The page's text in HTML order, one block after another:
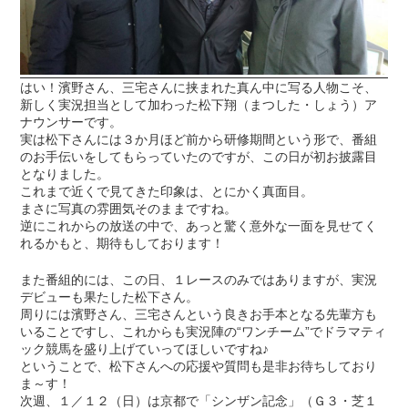
はい！濱野さん、三宅さんに挟まれた真ん中に写る人物こそ、
新しく実況担当として加わった松下翔（まつした・しょう）ア
ナウンサーです。
実は松下さんには３か月ほど前から研修期間という形で、番組
のお手伝いをしてもらっていたのですが、この日が初お披露目
となりました。
これまで近くで見てきた印象は、とにかく真面目。
まさに写真の雰囲気そのままですね。
逆にこれからの放送の中で、あっと驚く意外な一面を見せてく
れるかもと、期待もしております！
また番組的には、この日、１レースのみではありますが、実況
デビューも果たした松下さん。
周りには濱野さん、三宅さんという良きお手本となる先輩方も
いることですし、これからも実況陣の“ワンチーム”でドラマティ
ック競馬を盛り上げていってほしいですね♪
ということで、松下さんへの応援や質問も是非お待ちしており
ま～す！
次週、１／１２（日）は京都で「シンザン記念」（Ｇ３・芝１